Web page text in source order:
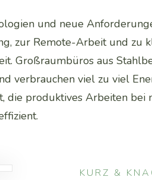
und neue
zur Remote-Arbeit und zu
Großraumbüros aus
verbrauchen viel zu viel
die produktives Arbeiten
KURZ &